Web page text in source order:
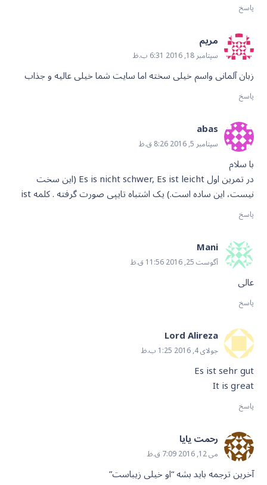
پاسخ
مريم
سپتامبر 18, 2016 6:31 ب.ظ
زبان آلمانی واسم خیلی سخته اما سایت شما خیلی عالیه و جذاب
پاسخ
abas
سپتامبر 5, 2016 8:26 ق.ظ
با سلام
در تمرین اول Es is nicht schwer, Es ist leicht (این سخت
نیست، این ساده است.) یک اشتباه تایپی صورت گرفته . کلمه ist
پاسخ
Mani
آگوست 25, 2016 11:56 ق.ظ
عالی
پاسخ
Lord Alireza
جولای 4, 2016 1:25 ب.ظ
Es ist sehr gut
It is great
پاسخ
رحمت یایا
می 12, 2016 7:09 ق.ظ
آخرین ترجمه باید بشه “او خیلی زیباست”